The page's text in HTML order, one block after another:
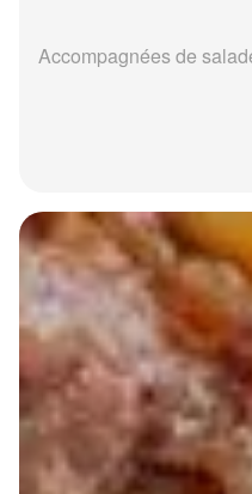
Accompagnées de